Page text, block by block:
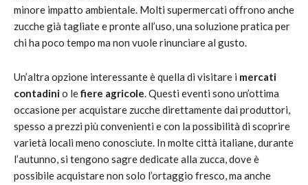
minore impatto ambientale. Molti supermercati offrono anche
zucche già tagliate e pronte all’uso, una soluzione pratica per
chi ha poco tempo ma non vuole rinunciare al gusto.
Un’altra opzione interessante è quella di visitare i mercati
contadinio lefiere agricole. Questi eventi sono un’ottima
occasione per acquistare zucche direttamente dai produttori,
spesso a prezzi più convenienti e con la possibilità di scoprire
varietà locali meno conosciute. In molte città italiane, durante
l’autunno, si tengono sagre dedicate alla zucca, dove è
possibile acquistare non solo l’ortaggio fresco, ma anche